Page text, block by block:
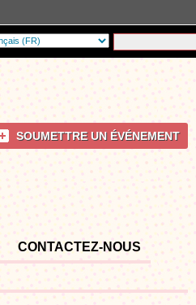
SOUMETTRE UN ÉVÉNEMENT
CONTACTEZ-NOUS